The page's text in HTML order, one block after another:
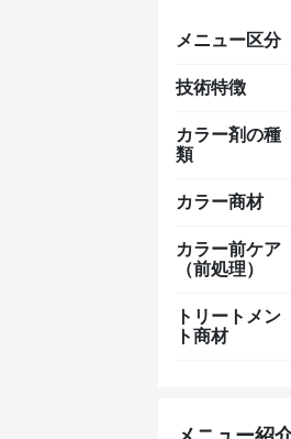
メニュー区分
技術特徴
カラー剤の種
類
カラー商材
カラー前ケア
（前処理）
トリートメン
ト商材